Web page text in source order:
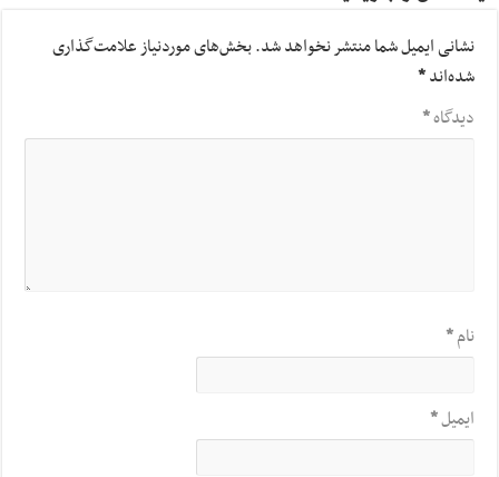
نشانی ایمیل شما منتشر نخواهد شد.بخش‌های موردنیاز علامت‌گذاری
شده‌اند*
دیدگاه*
نام*
ایمیل*